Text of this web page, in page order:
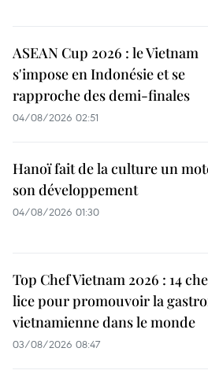
ASEAN Cup 2026 : le Vietnam
s'impose en Indonésie et se
rapproche des demi-finales
04/08/2026 02:51
Hanoï fait de la culture un
son développement
04/08/2026 01:30
Top Chef Vietnam 2026 : 14
lice pour promouvoir la
vietnamienne dans le monde
03/08/2026 08:47